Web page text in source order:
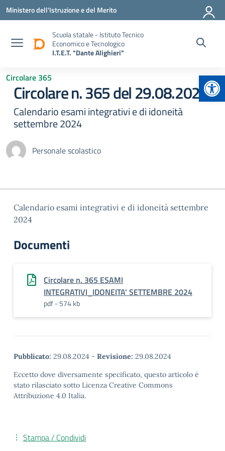
Vai ai contenuti
Vai al menu di navigazione
Vai al footer
Ministero dell'Istruzione e del Merito
Scuola statale - Istituto Tecnico
Economico e Tecnologico
I.T.E.T. "Dante Alighieri"
Circolare 365
Circolare n. 365 del 29.08.2024
Calendario esami integrativi e di idoneità
settembre 2024
Personale scolastico
Calendario esami integrativi e di idoneità settembre
2024
Documenti
Circolare n. 365 ESAMI
INTEGRATIVI_IDONEITA' SETTEMBRE 2024
pdf - 574 kb
Pubblicato: 29.08.2024 - Revisione: 29.08.2024
Eccetto dove diversamente specificato, questo articolo è
stato rilasciato sotto Licenza Creative Commons
Attribuzione 4.0 Italia.
Stampa / Condividi